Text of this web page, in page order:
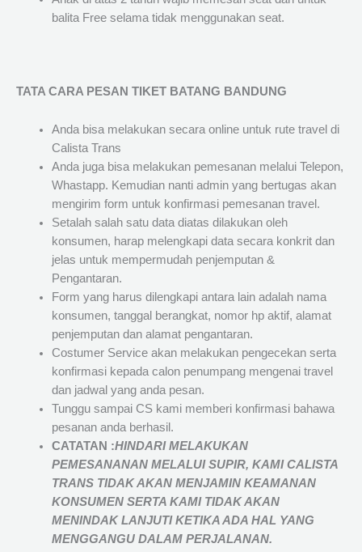
balita Free selama tidak menggunakan seat.
TATA CARA PESAN TIKET BATANG BANDUNG
Anda bisa melakukan secara online untuk rute travel di
Calista Trans
Anda juga bisa melakukan pemesanan melalui Telepon,
Whastapp. Kemudian nanti admin yang bertugas akan
mengirim form untuk konfirmasi pemesanan travel.
Setalah salah satu data diatas dilakukan oleh
konsumen, harap melengkapi data secara konkrit dan
jelas untuk mempermudah penjemputan &
Pengantaran.
Form yang harus dilengkapi antara lain adalah nama
konsumen, tanggal berangkat, nomor hp aktif, alamat
penjemputan dan alamat pengantaran.
Costumer Service akan melakukan pengecekan serta
konfirmasi kepada calon penumpang mengenai travel
dan jadwal yang anda pesan.
Tunggu sampai CS kami memberi konfirmasi bahawa
pesanan anda berhasil.
CATATAN :HINDARI MELAKUKAN
PEMESANANAN MELALUI SUPIR, KAMICALISTA
TRANSTIDAK AKAN MENJAMINKEAMANAN
KONSUMEN SERTA KAMI TIDAK AKAN
MENINDAK LANJUTI KETIKA ADA HAL YANG
MENGGANGU DALAM PERJALANAN.